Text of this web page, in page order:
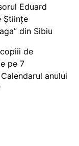
Eduard
Științe
din Sibiu
de
pe 7
anului